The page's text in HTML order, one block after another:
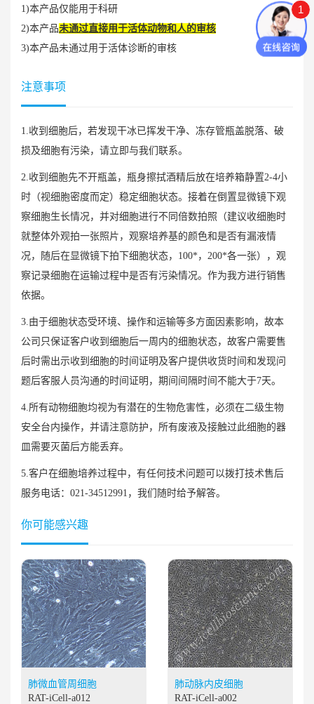
1)本产品仅能用于科研
2)本产品未通过直接用于活体动物和人的审核
3)本产品未通过用于活体诊断的审核
注意事项
1.收到细胞后，若发现干冰已挥发干净、冻存管瓶盖脱落、破
损及细胞有污染，请立即与我们联系。
2.收到细胞先不开瓶盖，瓶身擦拭酒精后放在培养箱静置2-4小
时（视细胞密度而定）稳定细胞状态。接着在倒置显微镜下观
察细胞生长情况，并对细胞进行不同倍数拍照（建议收细胞时
就整体外观拍一张照片，观察培养基的颜色和是否有漏液情
况，随后在显微镜下拍下细胞状态，100*，200*各一张），观
察记录细胞在运输过程中是否有污染情况。作为我方进行销售
依据。
3.由于细胞状态受环境、操作和运输等多方面因素影响，故本
公司只保证客户收到细胞后一周内的细胞状态，故客户需要售
后时需出示收到细胞的时间证明及客户提供收货时间和发现问
题后客服人员沟通的时间证明，期间间隔时间不能大于7天。
4.所有动物细胞均视为有潜在的生物危害性，必须在二级生物
安全台内操作，并请注意防护，所有废液及接触过此细胞的器
皿需要灭菌后方能丢弃。
5.客户在细胞培养过程中，有任何技术问题可以拨打技术售后
服务电话：021-34512991，我们随时给予解答。
你可能感兴趣
肺微血管周细胞
RAT-iCell-a012
肺动脉内皮细胞
RAT-iCell-a002
1